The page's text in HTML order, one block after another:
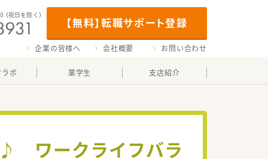
【無料】転職サポート登録
（祝日を除く）
企業の皆様へ 会社概要 お問い合わせ
ボ 薬学生 支店紹介
ワークライフバラ